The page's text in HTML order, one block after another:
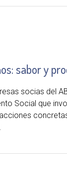
sabor y
socias del
Social que